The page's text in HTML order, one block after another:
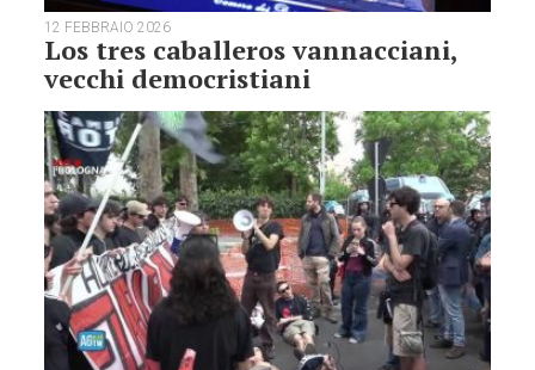
12 FEBBRAIO 2026
Los tres caballeros vannacciani,
vecchi democristiani